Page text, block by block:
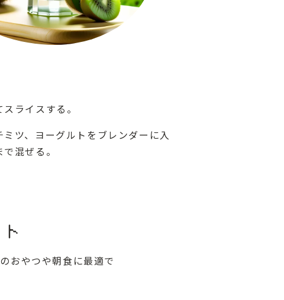
ライスする。
ツ、ヨーグルトをブレンダーに入
混ぜる。
おやつや朝食に最適で